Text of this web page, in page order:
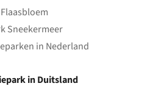
Flaasbloem
Sneekermeer
in Nederland
in Duitsland